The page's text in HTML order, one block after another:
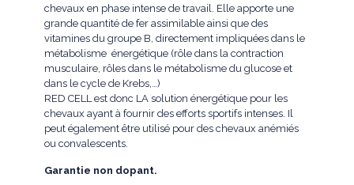
chevaux en phase intense de travail. Elle apporte une
grande quantité de fer assimilable ainsi que des
vitamines du groupe B, directement impliquées dans le
métabolisme énergétique (rôle dans la contraction
musculaire, rôles dans le métabolisme du glucose et
dans le cycle de Krebs,…)
RED CELL est donc LA solution énergétique pour les
chevaux ayant à fournir des efforts sportifs intenses. Il
peut également être utilisé pour des chevaux anémiés
ou convalescents.
Garantie non dopant.